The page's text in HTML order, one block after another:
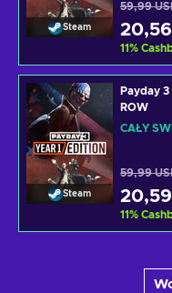
Steam
59,99
11%
Steam
Payday 3
ROW
CAŁY
59,99
11%